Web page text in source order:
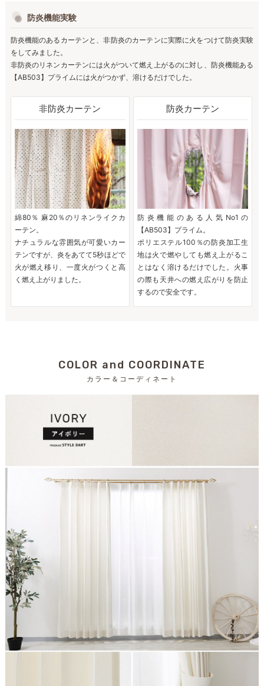
防炎機能実験
防炎機能のあるカーテンと、非防炎のカーテンに実際に火をつけて防炎実験
をしてみました。
非防炎のリネンカーテンには火がついて燃え上がるのに対し、防炎機能ある
【AB503】プライムには火がつかず、溶けるだけでした。
非防炎カーテン
綿80％ 麻20％のリネンライクカ
ーテン。
ナチュラルな雰囲気が可愛いカー
テンですが、炎をあてて5秒ほどで
火が燃え移り、一度火がつくと高
く燃え上がりました。
防炎カーテン
防炎機能のある人気No1の
【AB503】プライム。
ポリエステル100％の防炎加工生
地は火で燃やしても燃え上がるこ
とはなく溶けるだけでした。火事
の際も天井への燃え広がりを防止
するので安全です。
COLOR and COORDINATE
カラー＆コーディネート